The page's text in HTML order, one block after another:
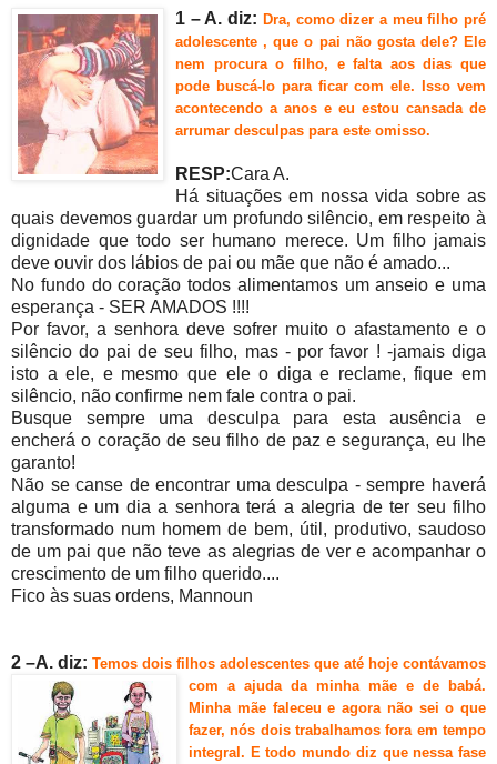
1 – A. diz: Dra, como dizer a meu filho pré
adolescente , que o pai não gosta dele? Ele
nem procura o filho, e falta aos dias que
pode buscá-lo para ficar com ele. Isso vem
acontecendo a anos e eu estou cansada de
arrumar desculpas para este omisso.
RESP:Cara A.
Há situações em nossa vida sobre as
quais devemos guardar um profundo silêncio, em respeito à
dignidade que todo ser humano merece. Um filho jamais
deve ouvir dos lábios de pai ou mãe que não é amado...
No fundo do coração todos alimentamos um anseio e uma
esperança - SER AMADOS !!!!
Por favor, a senhora deve sofrer muito o afastamento e o
silêncio do pai de seu filho, mas - por favor ! -jamais diga
isto a ele, e mesmo que ele o diga e reclame, fique em
silêncio, não confirme nem fale contra o pai.
Busque sempre uma desculpa para esta ausência e
encherá o coração de seu filho de paz e segurança, eu lhe
garanto!
Não se canse de encontrar uma desculpa - sempre haverá
alguma e um dia a senhora terá a alegria de ter seu filho
transformado num homem de bem, útil, produtivo, saudoso
de um pai que não teve as alegrias de ver e acompanhar o
crescimento de um filho querido....
Fico às suas ordens, Mannoun
2 –A. diz: Temos dois filhos adolescentes que até hoje contávamos
com a ajuda da minha mãe e de babá.
Minha mãe faleceu e agora não sei o que
fazer, nós dois trabalhamos fora em tempo
integral. E todo mundo diz que nessa fase